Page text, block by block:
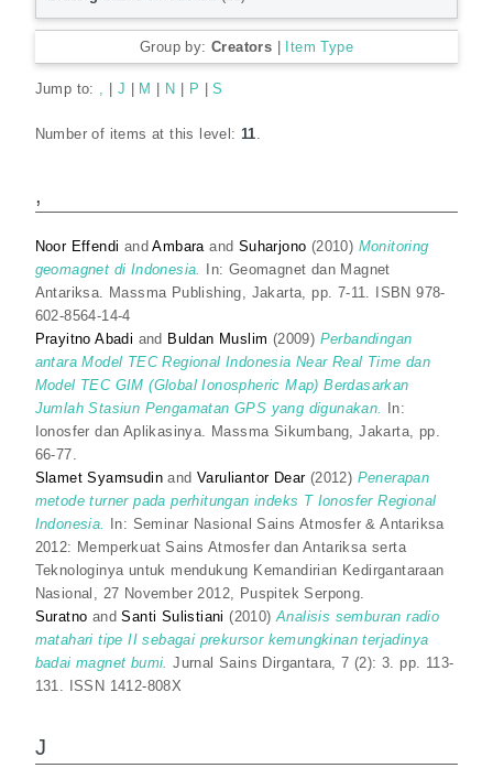
Group by: Creators | Item Type
Jump to: | J | M | N | P |S
Number of items at this level: 11
,
Noor Effendi andAmbara and Suharjono (2010) Monitoring
geomagnet di Indonesia.
In: Geomagnet dan Magnet
Antariksa. Massma Publishing, Jakarta, pp. 7-11. ISBN 978-
602-8564-14-4
Prayitno Abadi and Buldan Muslim (2009) Perbandingan
antara Model TEC Regional Indonesia Near Real Time dan
Model TEC GIM (Global Ionospheric Map) Berdasarkan
Jumlah Stasiun Pengamatan GPS yang digunakan.
In:
Ionosfer dan Aplikasinya. Massma Sikumbang, Jakarta, pp.
66-77.
Slamet Syamsudin andVaruliantor Dear(2012) Penerapan
metode turner pada perhitungan indeks T Ionosfer Regional
Indonesia.
In: Seminar Nasional Sains Atmosfer & Antariksa
2012: Memperkuat Sains Atmosfer dan Antariksa serta
Teknologinya untuk mendukung Kemandirian Kedirgantaraan
Nasional, 27 November 2012, Puspitek Serpong.
Suratno andSanti Sulistiani (2010)Analisis semburan radio
matahari tipe II sebagai prekursor kemungkinan terjadinya
badai magnet bumi. Jurnal Sains Dirgantara, 7 (2): 3. pp. 113-
131. ISSN 1412-808X
J